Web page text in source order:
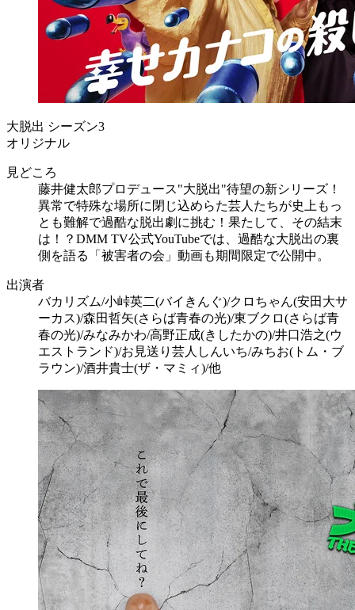
大脱出 シーズン3
オリジナル
見どころ
藤井健太郎プロデュース"大脱出"待望の新シリーズ！
異常で特殊な場所に閉じ込めらた芸人たちが史上もっ
とも難解で過酷な脱出劇に挑む！果たして、その結末
は！？DMM TV公式YouTubeでは、過酷な大脱出の裏
側を語る「被害者の会」動画も期間限定で公開中。
出演者
バカリズム/小峠英二(バイきんぐ)/クロちゃん(安田大サ
ーカス)/森田哲矢(さらば青春の光)/東ブクロ(さらば青
春の光)/みなみかわ/高野正成(きしたかの)/井口浩之(ウ
エストランド)/お見送り芸人しんいち/みちお(トム・ブ
ラウン)/酒井貴士(ザ・マミィ)/他